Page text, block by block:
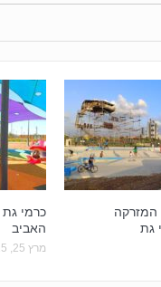
המזרקה
גת
כרמי
האביב
מרץ 25, 2025